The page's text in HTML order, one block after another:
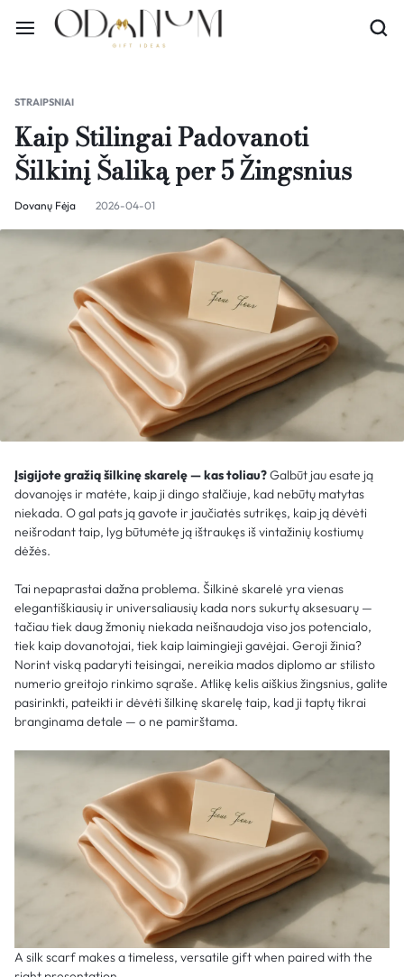
STRAIPSNIAI
Kaip Stilingai Padovanoti
Šilkinį Šaliką per 5 Žingsnius
Dovanų Fėja 2026-04-01
Įsigijote gražią šilkinę skarelę — kas toliau?Galbūt jau esate ją
dovanojęs ir matėte, kaip ji dingo stalčiuje, kad nebūtų matytas
niekada. O gal pats ją gavote ir jaučiatės sutrikęs, kaip ją dėvėti
neišrodant taip, lyg būtumėte ją ištraukęs iš vintažinių kostiumų
dėžės.
Tai nepaprastai dažna problema. Šilkinė skarelė yra vienas
elegantiškiausių ir universaliausių kada nors sukurtų aksesuarų —
tačiau tiek daug žmonių niekada neišnaudoja viso jos potencialo,
tiek kaip dovanotojai, tiek kaip laimingieji gavėjai. Geroji žinia?
Norint viską padaryti teisingai, nereikia mados diplomo ar stilisto
numerio greitojo rinkimo sąraše. Atlikę kelis aiškius žingsnius, galite
pasirinkti, pateikti ir dėvėti šilkinę skarelę taip, kad ji taptų tikrai
branginama detale — o ne pamirštama.
A silk scarf makes a timeless, versatile gift when paired with the